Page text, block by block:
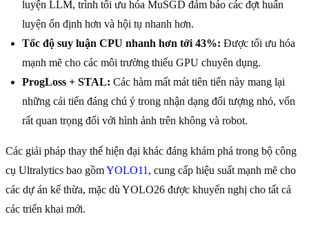
luyện LLM, trình tối ưu hóa MuSGD đảm bảo các đợt huấn
luyện ổn định hơn và hội tụ nhanh hơn.
Tốc độ suy luận CPU nhanh hơn tới 43%: Được tối ưu hóa
mạnh mẽ cho các môi trường thiếu GPU chuyên dụng.
ProgLoss + STAL: Các hàm mất mát tiên tiến này mang lại
những cải tiến đáng chú ý trong nhận dạng đối tượng nhỏ, vốn
rất quan trọng đối với hình ảnh trên không và robot.
Các giải pháp thay thế hiện đại khác đáng khám phá trong bộ công
cụ Ultralytics bao gồmYOLO11 , cung cấp hiệu suất mạnh mẽ cho
các dự án kế thừa, mặc dù YOLO26 được khuyến nghị cho tất cả
các triển khai mới.